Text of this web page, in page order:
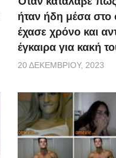
ήταν ήδη μέσα στο
έχασε χρόνο και
έγκαιρα για κακή
20 ΔΕΚΕΜΒΡΊΟΥ, 2023